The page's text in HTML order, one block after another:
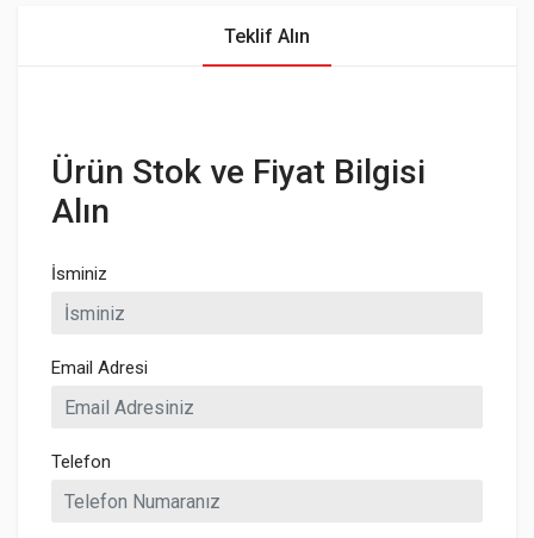
Teklif Alın
Ürün Stok ve Fiyat Bilgisi
Alın
İsminiz
Email Adresi
Telefon